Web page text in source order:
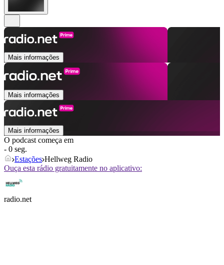
Mais informações
Mais informações
Mais informações
O podcast começa em
- 0 seg.
Estações Hellweg Radio
Ouça esta rádio gratuitamente no aplicativo:
radio.net